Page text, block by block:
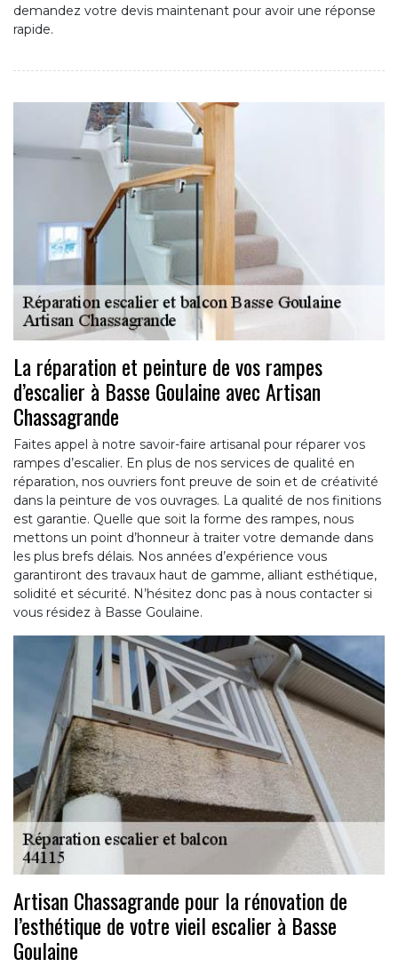
demandez votre devis maintenant pour avoir une réponse
rapide.
La réparation et peinture de vos rampes
d’escalier à Basse Goulaine avec Artisan
Chassagrande
Faites appel à notre savoir-faire artisanal pour réparer vos
rampes d’escalier. En plus de nos services de qualité en
réparation, nos ouvriers font preuve de soin et de créativité
dans la peinture de vos ouvrages. La qualité de nos finitions
est garantie. Quelle que soit la forme des rampes, nous
mettons un point d’honneur à traiter votre demande dans
les plus brefs délais. Nos années d’expérience vous
garantiront des travaux haut de gamme, alliant esthétique,
solidité et sécurité. N’hésitez donc pas à nous contacter si
vous résidez à Basse Goulaine.
Artisan Chassagrande pour la rénovation de
l’esthétique de votre vieil escalier à Basse
Goulaine